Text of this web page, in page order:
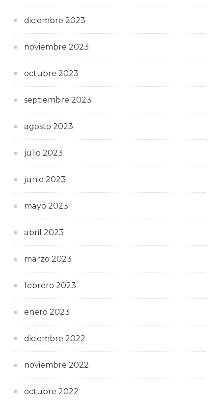
diciembre 2023
noviembre 2023
octubre 2023
septiembre 2023
agosto 2023
julio 2023
junio 2023
mayo 2023
abril 2023
marzo 2023
febrero 2023
enero 2023
diciembre 2022
noviembre 2022
octubre 2022